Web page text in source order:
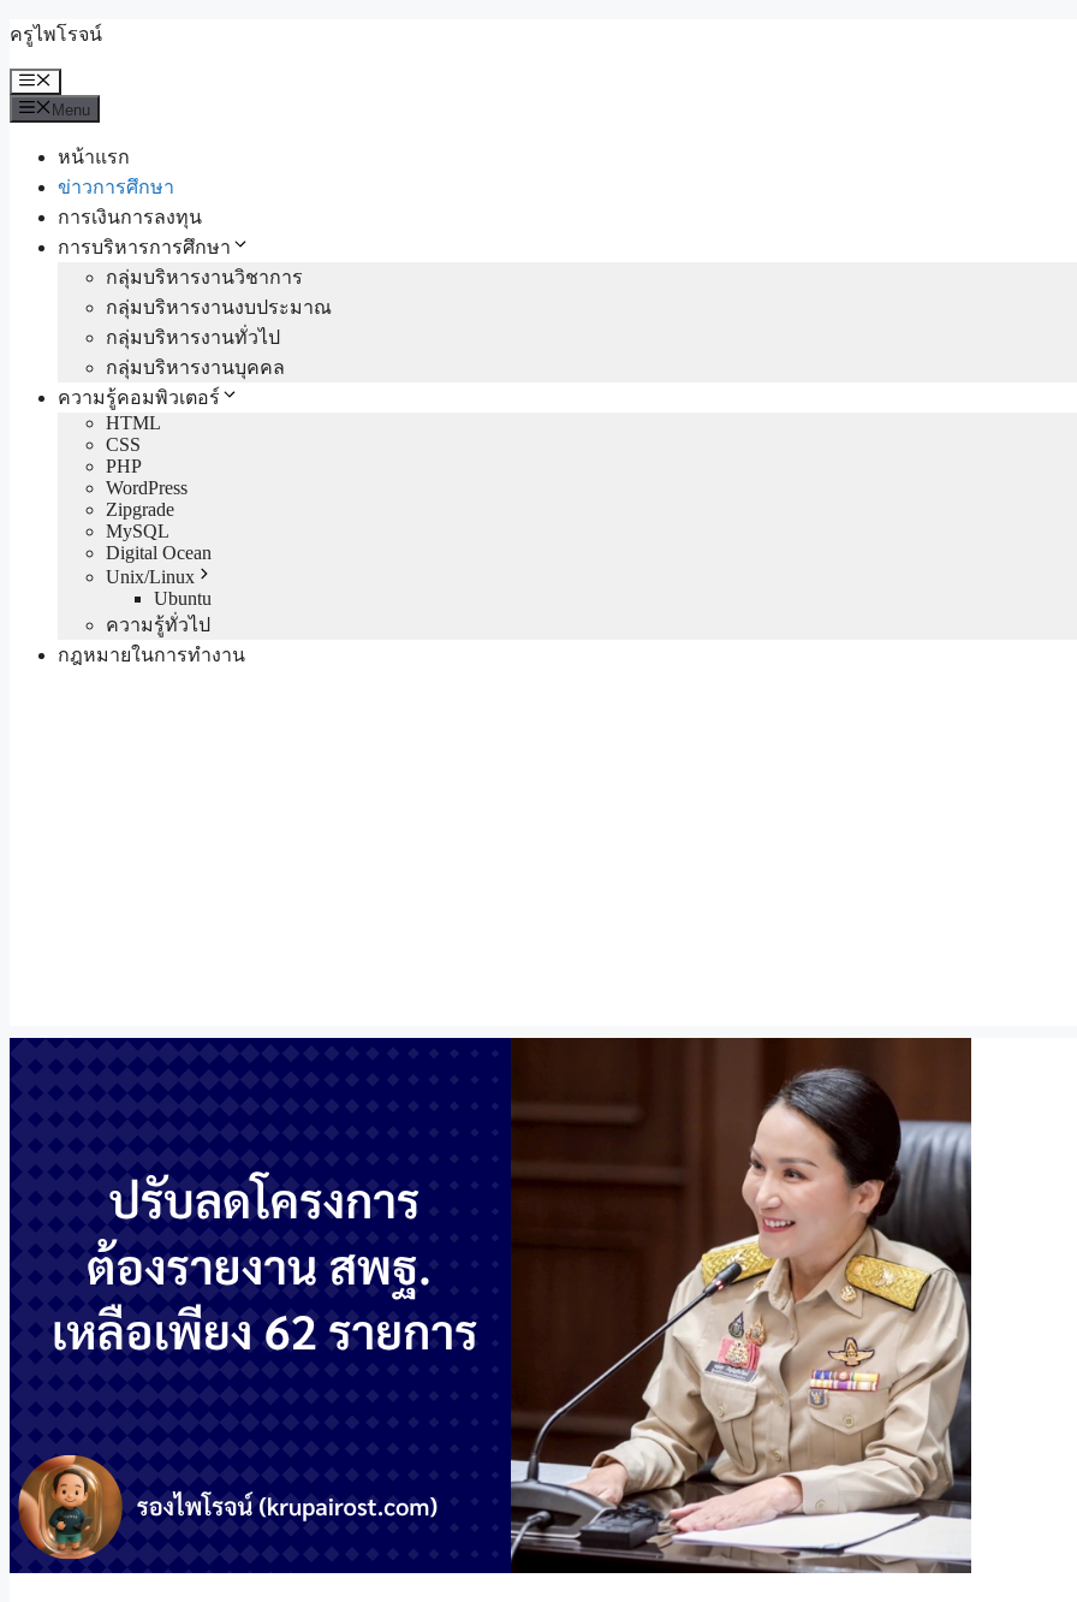
Skip
content
ครูไพโรจน์
Menu
Menu
หน้าแรก
ข่าวการศึกษา
การเงินการลงทุน
การบริหารการศึกษา
กลุ่มบริหารงานวิชาการ
กลุ่มบริหารงานงบประมาณ
กลุ่มบริหารงานทั่วไป
กลุ่มบริหารงานบุคคล
ความรู้คอมพิวเตอร์
HTML
CSS
PHP
WordPress
Zipgrade
MySQL
Digital Ocean
Unix/Linux
Ubuntu
ความรู้ทั่วไป
กฎหมายในการทำงาน